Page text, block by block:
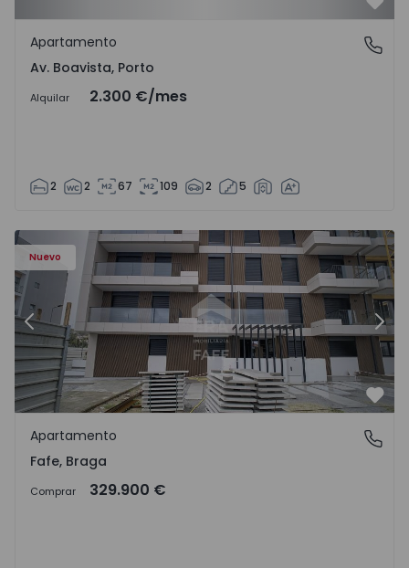
Av. Boavista, Porto
Apartamento
Av. Boavista, Porto
Alquilar 2.300 €/mes
2 2 67 109 2 5
Nuevo
Anterior
Fafe, Braga
Apartamento
Fafe, Braga
Comprar 329.900 €